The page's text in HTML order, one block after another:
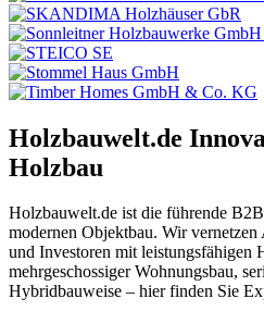
Holzbauwelt.de
Holzbau
Holzbauwelt.de ist die führende
modernen Objektbau. Wir
und Investoren mit leistungsfähigen
mehrgeschossiger Wohnungsbau,
Hybridbauweise – hier finden Sie